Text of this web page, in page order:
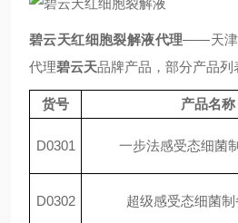
碧云天红细胞裂解液代理——天
代理碧云天品牌产品，部分产品列
货号 产品名称
D0301 一步法感受态细菌
D0302 超级感受态细菌